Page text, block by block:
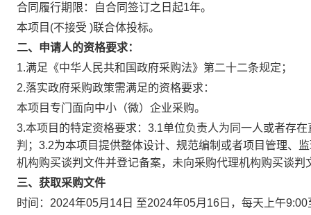
合同履行期限：自合同签订之日起1年。
本项目(不接受 )联合体投标。
二、申请人的资格要求：
1.满足《中华人民共和国政府采购法》第二十二条规定；
2.落实政府采购政策需满足的资格要求：
本项目专门面向中小（微）企业采购。
3.本项目的特定资格要求：3.1单位负责人为同一人或者存
判；3.2为本项目提供整体设计、规范编制或者项目管理、
机构购买谈判文件并登记备案，未向采购代理机构购买谈
三、获取采购文件
时间：2024年05月14日 至2024年05月16日，每天上午